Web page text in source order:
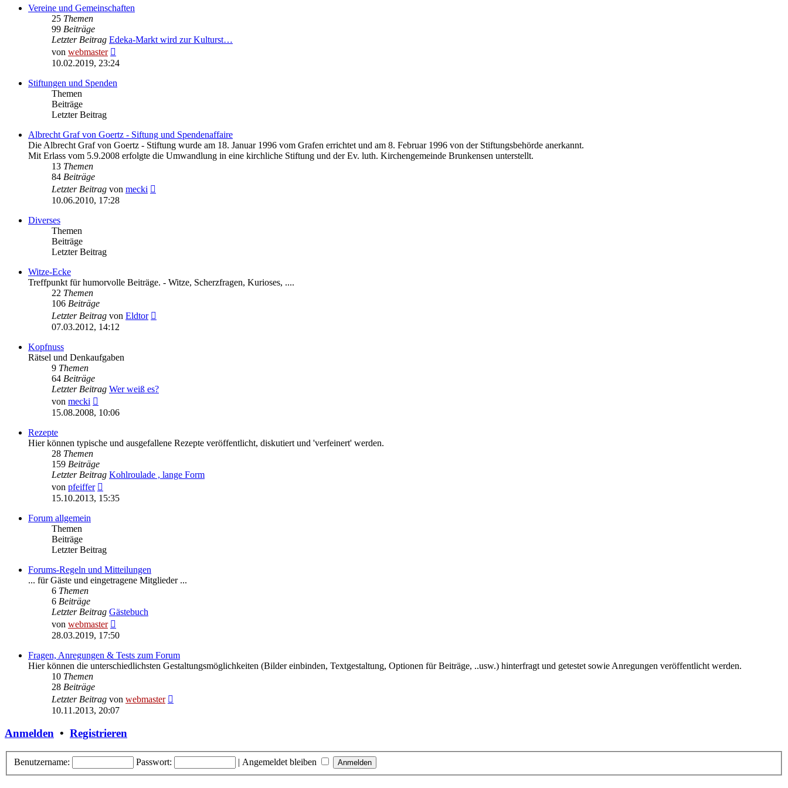
Vereine und Gemeinschaften
25 Themen
99 Beiträge
Letzter Beitrag Edeka-Markt wird zur Kulturst…
von webmaster
Beitrag
10.02.2019, 23:24
Stiftungen und Spenden
Themen
Beiträge
Letzter Beitrag
Albrecht Graf von Goertz - Siftung und Spendenaffaire
Die Albrecht Graf von Goertz - Stiftung wurde am 18. Januar 1996 vom Grafen errichtet und am 8. Februar 1996 von der Stiftungsbehörde anerkannt.
Mit Erlass vom 5.9.2008 erfolgte die Umwandlung in eine kirchliche Stiftung und der Ev. luth. Kirchengemeinde Brunkensen unterstellt.
13 Themen
84 Beiträge
Letzter Beitrag von mecki
10.06.2010, 17:28
Diverses
Themen
Beiträge
Letzter Beitrag
Witze-Ecke
Treffpunkt für humorvolle Beiträge. - Witze, Scherzfragen, Kurioses, ....
22 Themen
106 Beiträge
Letzter Beitrag von Eldtor
07.03.2012, 14:12
Kopfnuss
Rätsel und Denkaufgaben
9 Themen
64 Beiträge
Letzter Beitrag Wer weiß es?
von mecki
Beitrag
15.08.2008, 10:06
Rezepte
Hier können typische und ausgefallene Rezepte veröffentlicht, diskutiert und 'verfeinert' werden.
28 Themen
159 Beiträge
Letzter Beitrag Kohlroulade , lange Form
von pfeiffer
Beitrag
15.10.2013, 15:35
Forum allgemein
Themen
Beiträge
Letzter Beitrag
Forums-Regeln und Mitteilungen
... für Gäste und eingetragene Mitglieder ...
6 Themen
6 Beiträge
Letzter Beitrag Gästebuch
von webmaster
Beitrag
28.03.2019, 17:50
Fragen, Anregungen & Tests zum Forum
Hier können die unterschiedlichsten Gestaltungsmöglichkeiten (Bilder einbinden, Textgestaltung, Optionen für Beiträge, ..usw.) hinterfragt und getestet sowie Anregungen veröffentlicht werden.
10 Themen
28 Beiträge
Letzter Beitrag von webmaster
10.11.2013, 20:07
Anmelden • Registrieren
Benutzername: Passwort: | Angemeldet bleiben